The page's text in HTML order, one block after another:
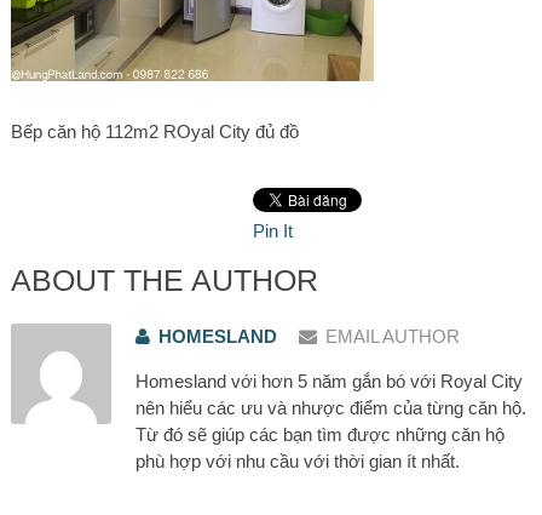
Bếp căn hộ 112m2 ROyal City đủ đồ
Pin It
ABOUT THE AUTHOR
HOMESLAND EMAIL AUTHOR
Homesland với hơn 5 năm gắn bó với Royal City
nên hiểu các ưu và nhược điểm của từng căn hộ.
Từ đó sẽ giúp các bạn tìm được những căn hộ
phù hợp với nhu cầu với thời gian ít nhất.